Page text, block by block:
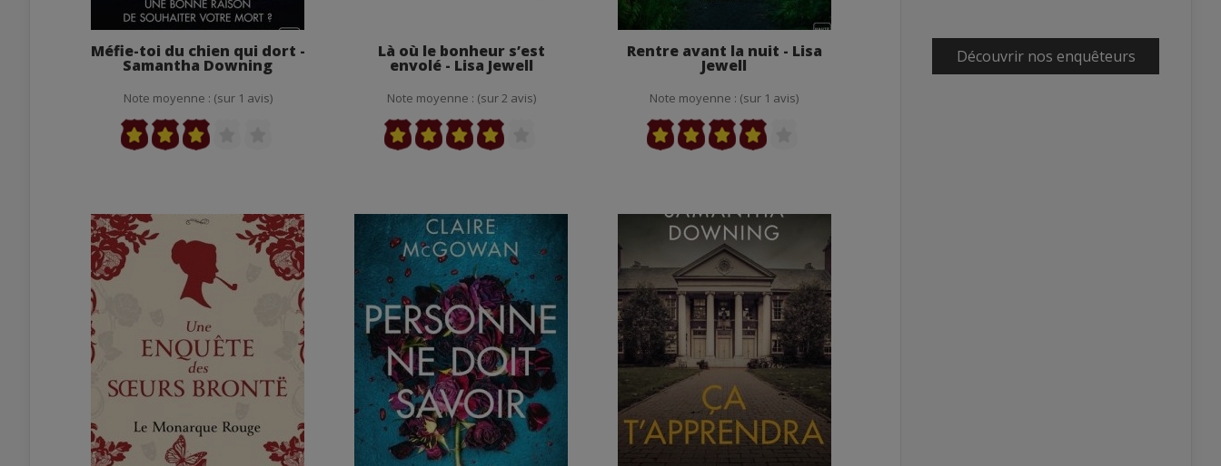
Méfie-toi du chien qui dort -
Samantha Downing
Note moyenne : (sur 1 avis)
Là où le bonheur s’est
envolé - Lisa Jewell
Note moyenne : (sur 2 avis)
Rentre avant la nuit - Lisa
Jewell
Note moyenne : (sur 1 avis)
Découvrir nos enquêteurs